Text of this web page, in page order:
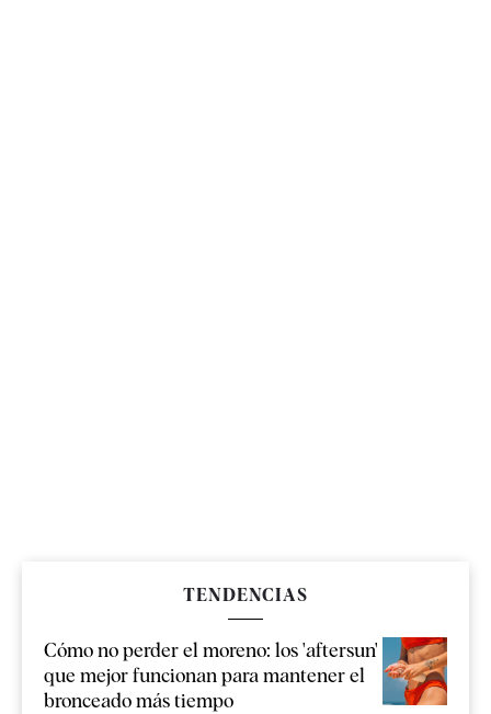
TENDENCIAS
Cómo no perder el moreno: los 'aftersun'
que mejor funcionan para mantener el
bronceado más tiempo